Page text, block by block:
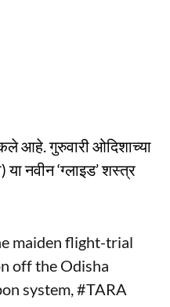
आहे. गुरुवारी ओदिशाच्या
नवीन ‘ग्लाइड’ शस्त्र
maiden flight-trial
off the Odisha
system,#TARA